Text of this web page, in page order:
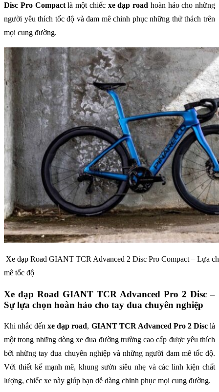
Disc Pro Compactlà một chiếc xe đạp road hoàn hảo cho những
người yêu thích tốc độ và đam mê chinh phục những thử thách trên
mọi cung đường.
Xe đạp Road GIANT TCR Advanced 2 Disc Pro Compact – Lựa
mê tốc độ
Xe đạp Road GIANT TCR Advanced Pro 2 Disc –
Sự lựa chọn hoàn hảo cho tay đua chuyên nghiệp
Khi nhắc đếnxe đạp road, GIANT TCR Advanced Pro 2 Disclà
một trong những dòng xe đua đường trường cao cấp được yêu thích
bởi những tay đua chuyên nghiệp và những người đam mê tốc độ.
Với thiết kế mạnh mẽ, khung sườn siêu nhẹ và các linh kiện chất
lượng, chiếc xe này giúp bạn dễ dàng chinh phục mọi cung đường.